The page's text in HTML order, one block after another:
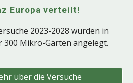
Europa verteilt!
2023-2028 wurden in
300 Mikro-Gärten angelegt.
über die Versuche